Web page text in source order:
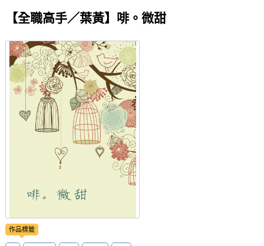
會員功能選單
會員中心
註冊會員
登入
【全職高手／葉黃】啡。微甜
作品標籤